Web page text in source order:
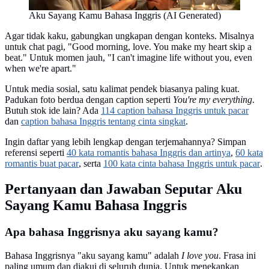
Aku Sayang Kamu Bahasa Inggris (AI Generated)
Agar tidak kaku, gabungkan ungkapan dengan konteks. Misalnya
untuk chat pagi, "Good morning, love. You make my heart skip a
beat." Untuk momen jauh, "I can't imagine life without you, even
when we're apart."
Untuk media sosial, satu kalimat pendek biasanya paling kuat.
Padukan foto berdua dengan caption seperti You're my everything.
Butuh stok ide lain? Ada 114 caption bahasa Inggris untuk pacar
dan caption bahasa Inggris tentang cinta singkat.
Ingin daftar yang lebih lengkap dengan terjemahannya? Simpan
referensi seperti 40 kata romantis bahasa Inggris dan artinya, 60 kata
romantis buat pacar, serta 100 kata cinta bahasa Inggris untuk pacar.
Pertanyaan dan Jawaban Seputar Aku
Sayang Kamu Bahasa Inggris
Apa bahasa Inggrisnya aku sayang kamu?
Bahasa Inggrisnya "aku sayang kamu" adalah I love you. Frasa ini
paling umum dan diakui di seluruh dunia. Untuk menekankan